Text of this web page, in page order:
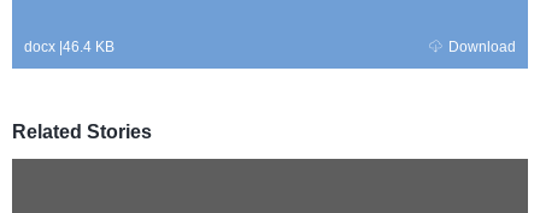
docx 46.4 KB Download
Related Stories